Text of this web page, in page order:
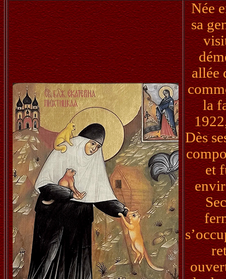
Née
sa
allée
la
Dès
et